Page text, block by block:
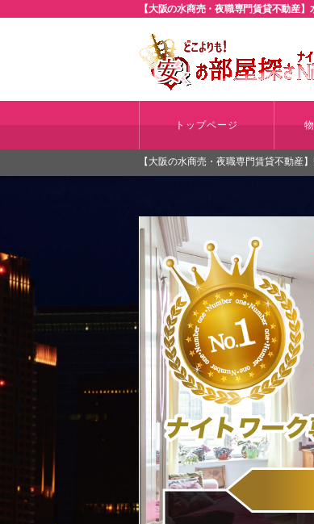
【大阪の水商売・夜職専門賃貸不動産
トップページ
【大阪の水商売・夜職専門賃貸不動産